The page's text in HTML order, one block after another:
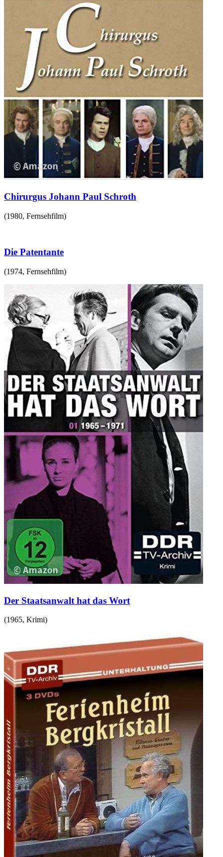
Chirurgus Johann Paul Schroth
(1980, Fernsehfilm)
Die Patentante
(1974, Fernsehfilm)
Der Staatsanwalt hat das Wort
(1965, Krimi)